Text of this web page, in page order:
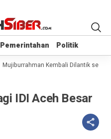
Pemerintahan Politik
Pemerintahan Politik
Kembali Dilantik sebagai
IDI Aceh Besar